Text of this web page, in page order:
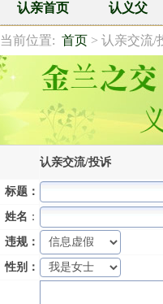
认亲首页 认义父
当前位置: 首页 > 认亲交流/
认亲交流/投诉
标题：
姓名 ：
违规：
性别：